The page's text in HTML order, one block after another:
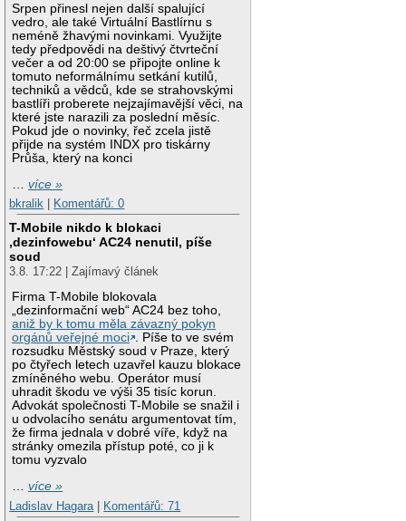
Srpen přinesl nejen další spalující
vedro, ale také Virtuální Bastlírnu s
neméně žhavými novinkami. Využijte
tedy předpovědi na deštivý čtvrteční
večer a od 20:00 se připojte online k
tomuto neformálnímu setkání kutilů,
techniků a vědců, kde se strahovskými
bastlíři proberete nejzajímavější věci, na
které jste narazili za poslední měsíc.
Pokud jde o novinky, řeč zcela jistě
přijde na systém INDX pro tiskárny
Průša, který na konci
…více »
bkralik
Komentářů: 0
T-Mobile nikdo k blokaci
‚dezinfowebu‘ AC24 nenutil, píše
soud
3.8. 17:22 | Zajímavý článek
Firma T-Mobile blokovala
„dezinformační web“ AC24 bez toho,
aniž by k tomu měla závazný pokyn
orgánů veřejné moci . Píše to ve svém
rozsudku Městský soud v Praze, který
po čtyřech letech uzavřel kauzu blokace
zmíněného webu. Operátor musí
uhradit škodu ve výši 35 tisíc korun.
Advokát společnosti T-Mobile se snažil i
u odvolacího senátu argumentovat tím,
že firma jednala v dobré víře, když na
stránky omezila přístup poté, co ji k
tomu vyzvalo
…více »
Ladislav Hagara | Komentářů: 71